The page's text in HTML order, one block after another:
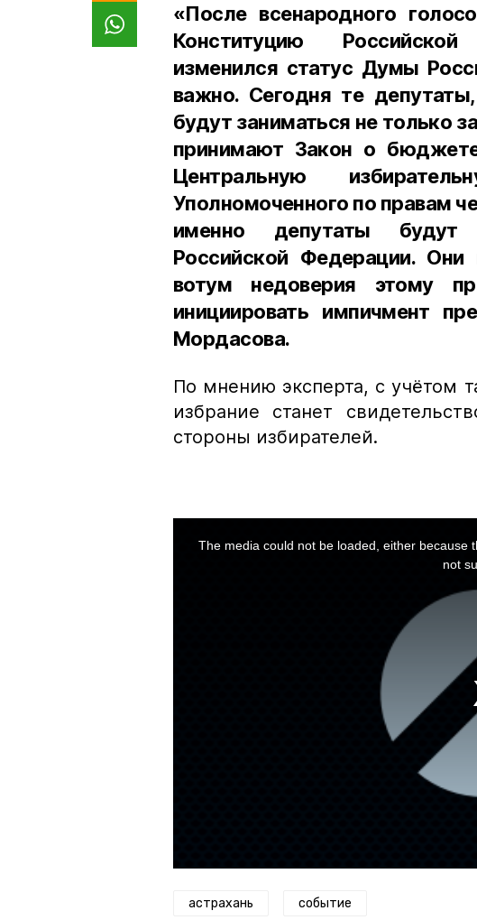
«После всенародного
Конституцию
изменился статус Думы
важно. Сегодня те
будут заниматься не только
принимают Закон о
Центральную
Уполномоченного по правам
именно депутаты будут
Российской Федерации.
вотум недоверия этому
инициировать импичмент
Мордасова.
По мнению эксперта, с учётом
избрание станет
стороны избирателей.
The media could not be loaded, either because
not
астрахань событие